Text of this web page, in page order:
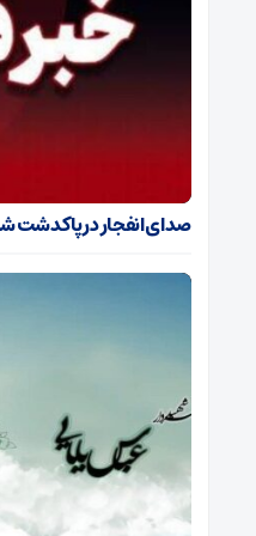
صدای انفجار در پاکدشت